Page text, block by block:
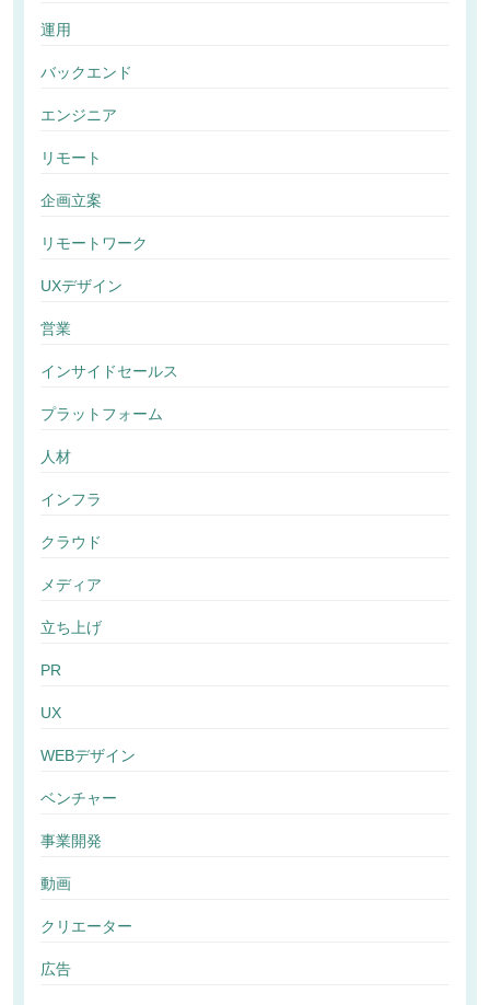
運用
バックエンド
エンジニア
リモート
企画立案
リモートワーク
UXデザイン
営業
インサイドセールス
プラットフォーム
人材
インフラ
クラウド
メディア
立ち上げ
PR
UX
WEBデザイン
ベンチャー
事業開発
動画
クリエーター
広告